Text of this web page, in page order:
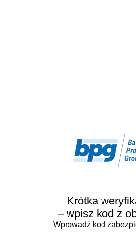
Krótka
– wpisz kod z
Wprowadź kod